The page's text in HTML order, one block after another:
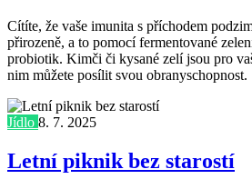
Cítíte, že vaše imunita s příchodem
přirozeně, a to pomocí fermentované
probiotik. Kimči či kysané zelí jsou pro
nim můžete posílit svou obranyschopnost.
Jídlo 8. 7. 2025
Letní piknik bez starostí